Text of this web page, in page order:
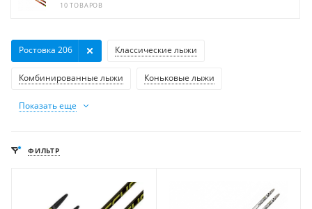
10 ТОВАРОВ
Классические лыжи
Комбинированные лыжи Коньковые лыжи
Ростовка 206
Показать еще
ФИЛЬТР